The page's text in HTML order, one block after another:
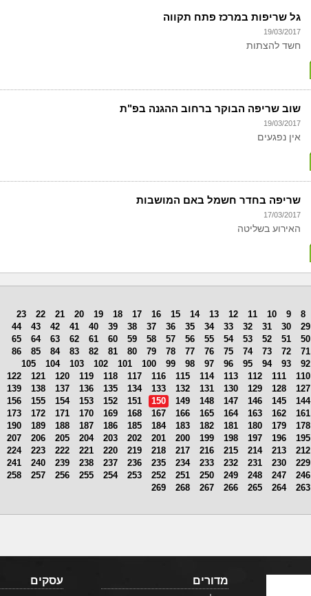
גל שריפות במרכז פתח תקווה
19/03/2017
חשד להצתות
שוב שריפה הבוקר ברחוב ההגנה בפ"ת
19/03/2017
אין נפגעים
שריפה בחדר חשמל באם המושבות
17/03/2017
האירוע בשליטה
8
9
10
11
12
13
14
15
16
17
18
19
20
21
22
23
29
30
31
32
33
34
35
36
37
38
39
40
41
42
43
44
50
51
52
53
54
55
56
57
58
59
60
61
62
63
64
65
71
72
73
74
75
76
77
78
79
80
81
82
83
84
85
86
92
93
94
95
96
97
98
99
100
101
102
103
104
105
110
111
112
113
114
115
116
117
118
119
120
121
122
127
128
129
130
131
132
133
134
135
136
137
138
139
144
145
146
147
148
149
150
151
152
153
154
155
156
161
162
163
164
165
166
167
168
169
170
171
172
173
178
179
180
181
182
183
184
185
186
187
188
189
190
195
196
197
198
199
200
201
202
203
204
205
206
207
212
213
214
215
216
217
218
219
220
221
222
223
224
229
230
231
232
233
234
235
236
237
238
239
240
241
246
247
248
249
250
251
252
253
254
255
256
257
258
263
264
265
266
267
268
269
מדורים עסקים